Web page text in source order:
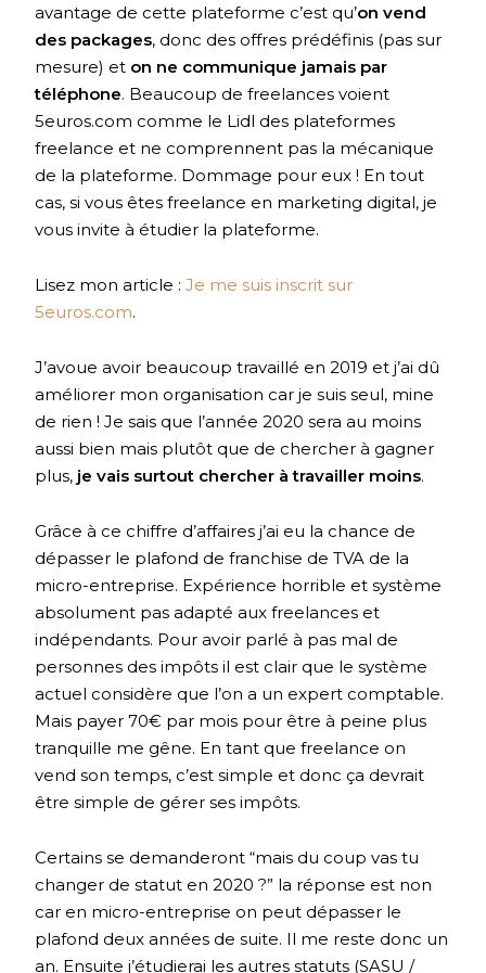
avantage de cette plateforme c’est qu’on vend
des packages, donc des offres prédéfinis (pas sur
mesure) et on ne communique jamais par
téléphone. Beaucoup de freelances voient
5euros.com comme le Lidl des plateformes
freelance et ne comprennent pas la mécanique
de la plateforme. Dommage pour eux ! En tout
cas, si vous êtes freelance en marketing digital, je
vous invite à étudier la plateforme.
Lisez mon article :Je me suis inscrit sur
5euros.com.
J’avoue avoir beaucoup travaillé en 2019 et j’ai dû
améliorer mon organisation car je suis seul, mine
de rien ! Je sais que l’année 2020 sera au moins
aussi bien mais plutôt que de chercher à gagner
plus, je vais surtout chercher à travailler moins.
Grâce à ce chiffre d’affaires j’ai eu la chance de
dépasser le plafond de franchise de TVA de la
micro-entreprise. Expérience horrible et système
absolument pas adapté aux freelances et
indépendants. Pour avoir parlé à pas mal de
personnes des impôts il est clair que le système
actuel considère que l’on a un expert comptable.
Mais payer 70€ par mois pour être à peine plus
tranquille me gêne. En tant que freelance on
vend son temps, c’est simple et donc ça devrait
être simple de gérer ses impôts.
Certains se demanderont “mais du coup vas tu
changer de statut en 2020 ?” la réponse est non
car en micro-entreprise on peut dépasser le
plafond deux années de suite. Il me reste donc un
an. Ensuite j’étudierai les autres statuts (SASU /